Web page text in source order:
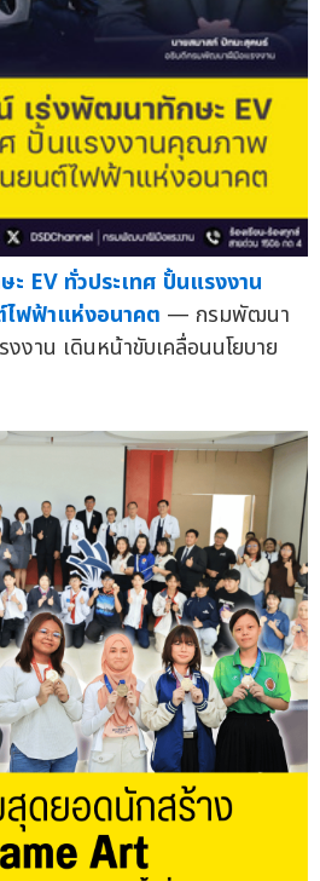
EV ทั่วประเทศ ปั้นแรงงาน
ฟฟ้าแห่งอนาคต — กรมพัฒนา
งาน เดินหน้าขับเคลื่อนนโยบาย